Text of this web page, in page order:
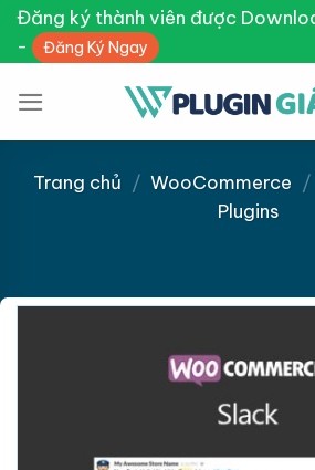
Skip
content
Đăng ký thành viên được
-
Đăng Ký Ngay
Trang chủ / WooCommerce /
Plugins
Giảm giá!